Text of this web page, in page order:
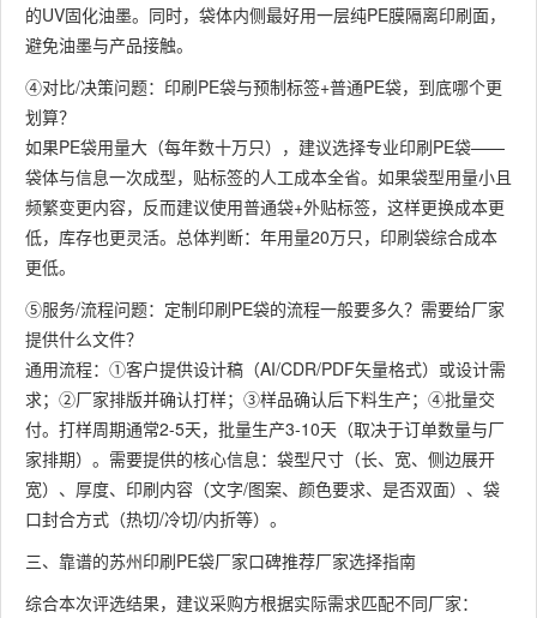
的UV固化油墨。同时，袋体内侧最好用一层纯PE膜隔离印刷面，
避免油墨与产品接触。
④对比/决策问题：印刷PE袋与预制标签+普通PE袋，到底哪个更
划算？
如果PE袋用量大（每年数十万只），建议选择专业印刷PE袋——
袋体与信息一次成型，贴标签的人工成本全省。如果袋型用量小且
频繁变更内容，反而建议使用普通袋+外贴标签，这样更换成本更
低，库存也更灵活。总体判断：年用量20万只，印刷袋综合成本
更低。
⑤服务/流程问题：定制印刷PE袋的流程一般要多久？需要给厂家
提供什么文件？
通用流程：①客户提供设计稿（AI/CDR/PDF矢量格式）或设计需
求；②厂家排版并确认打样；③样品确认后下料生产；④批量交
付。打样周期通常2-5天，批量生产3-10天（取决于订单数量与厂
家排期）。需要提供的核心信息：袋型尺寸（长、宽、侧边展开
宽）、厚度、印刷内容（文字/图案、颜色要求、是否双面）、袋
口封合方式（热切/冷切/内折等）。
三、靠谱的苏州印刷PE袋厂家口碑推荐厂家选择指南
综合本次评选结果，建议采购方根据实际需求匹配不同厂家：